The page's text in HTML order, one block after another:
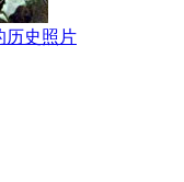
历史照片